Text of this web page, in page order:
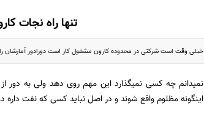
تنها راه نجات
خیلی وقت است شرکتی در محدوده کارون مشغول کار است دورادور آمارشان را
نمیدانم چه کسی نمیگذارد این مهم روی دهد ولی به
اینگونه مظلوم واقع شوند و در اصل نباید کسی که نفت داره